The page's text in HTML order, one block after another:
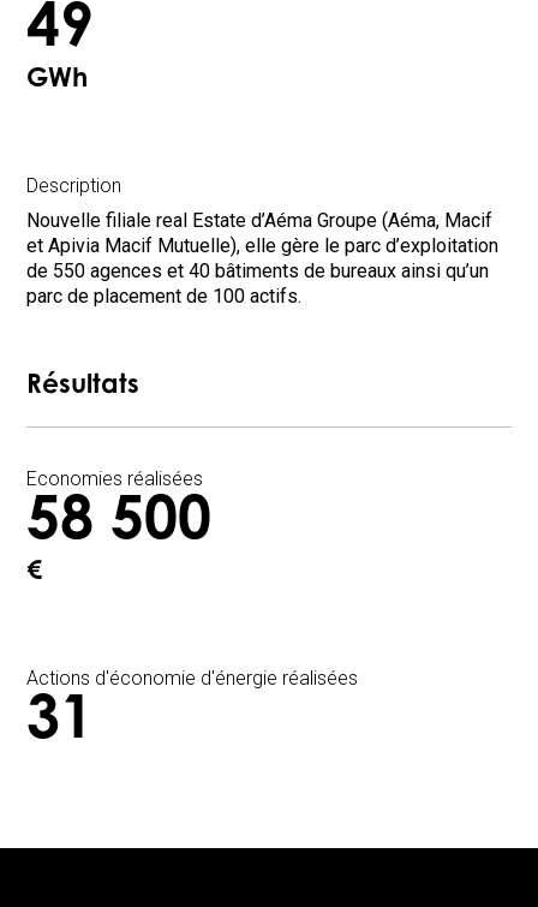
49
GWh
Description
Nouvelle filiale real Estate d’Aéma Groupe (Aéma, Macif
et Apivia Macif Mutuelle), elle gère le parc d’exploitation
de 550 agences et 40 bâtiments de bureaux ainsi qu’un
parc de placement de 100 actifs.
Résultats
Economies réalisées
58 500
€
Actions d'économie d'énergie réalisées
31